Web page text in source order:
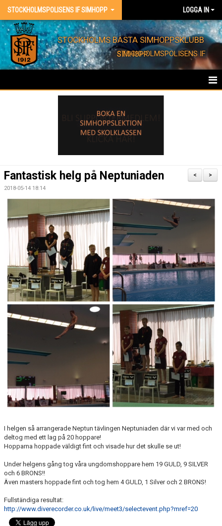
STOCKHOLMSPOLISENS IF SIMHOPP LOGGA IN
STOCKHOLMS BÄSTA SIMHOPPSKLUBB
STOCKHOLMSPOLISENS IF SIMHOPP
BARNKALAS
FÖRENINGSKLÄDER
PRIVATLEKTION
SKOLOR/FÖRENINGAR
PRESENTKORT
>
<
Fantastisk helg på Neptuniaden
2018-05-14 18:14
I helgen så arrangerade Neptun tävlingen Neptuniaden där vi var med och
deltog med ett lag på 20 hoppare!
Hopparna hoppade väldigt fint och visade hur det skulle se ut!
Under helgens gång tog våra ungdomshoppare hem 19 GULD, 9 SILVER
och 6 BRONS!!
Även masters hoppade fint och tog hem 4 GULD, 1 Silver och 2 BRONS!
Fullständiga resultat:
http://www.diverecorder.co.uk/live/meet3/selectevent.php?mref=20